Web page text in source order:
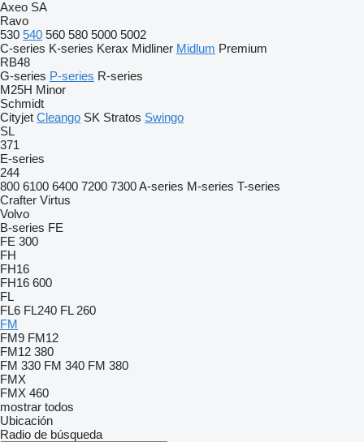
Axeo SA
Ravo
530 540 560 580 5000 5002
C-series K-series Kerax Midliner Midlum Premium
RB48
G-series P-series R-series
M25H Minor
Schmidt
Cityjet Cleango SK Stratos Swingo
SL
371
E-series
244
800 6100 6400 7200 7300A-series M-series T-series
Crafter Virtus
Volvo
B-series FE
FE 300
FH
FH16
FH16 600
FL
FL6 FL240 FL 260
FM
FM9 FM12
FM12 380
FM 330 FM 340 FM 380
FMX
FMX 460
mostrar todos
Ubicación
Radio de búsqueda